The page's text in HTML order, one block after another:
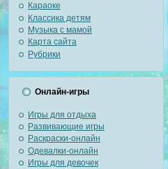
Караоке
Классика детям
Музыка с мамой
Карта сайта
Рубрики
Онлайн-игры
Игры для отдыха
Развивающие игры
Раскраски-онлайн
Одевалки-онлайн
Игры для девочек